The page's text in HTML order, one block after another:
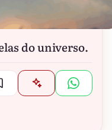
do universo.